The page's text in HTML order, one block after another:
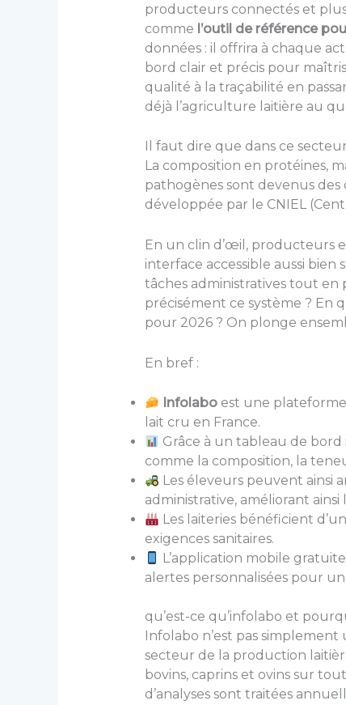
producteurs connectés et plus
comme l’outil de référence
données : il offrira à chaque
bord clair et précis pour
qualité à la traçabilité en
déjà l’agriculture laitière au
Il faut dire que dans ce
La composition en protéines,
pathogènes sont devenus
développée par le CNIEL
En un clin d’œil, producteurs
interface accessible aussi
tâches administratives tout
précisément ce système ? En
pour 2026 ? On plonge
En bref :
Infolaboest une
lait cru en France.
Grâce à un tableau de
comme la composition, la
Les éleveurs peuvent ainsi
administrative, améliorant ainsi
Les laiteries bénéficient
exigences sanitaires.
L’application mobile
alertes personnalisées pour
qu’est-ce qu’infolabo et
Infolabo n’est pas
secteur de la production
bovins, caprins et ovins sur
d’analyses sont traitées